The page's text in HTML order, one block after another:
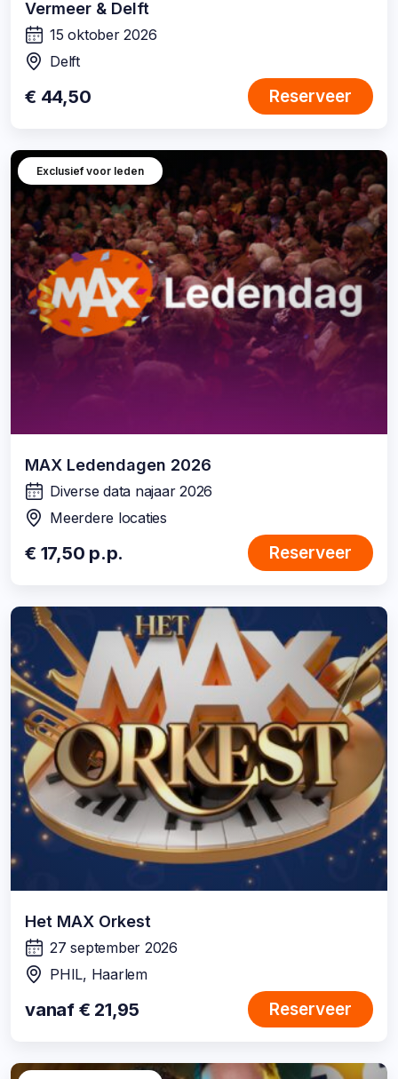
Vermeer & Delft
wanneer:
15 oktober 2026
locatie:
Delft
€ 44,50 Reserveer
Exclusief voor leden
MAX Ledendagen 2026
wanneer:
Diverse data najaar 2026
locatie:
Meerdere locaties
€ 17,50 p.p. Reserveer
Het MAX Orkest
wanneer:
27 september 2026
locatie:
PHIL, Haarlem
vanaf € 21,95 Reserveer